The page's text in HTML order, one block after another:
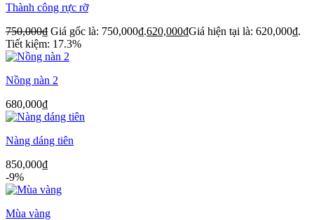
Thành công rực rỡ
750,000₫ Giá gốc là: 750,000₫.620,000₫Giá hiện tại là: 620,000₫.
Tiết kiệm: 17.3%
Nồng nàn 2
680,000₫
Nàng dáng tiên
850,000₫
-9%
Mùa vàng